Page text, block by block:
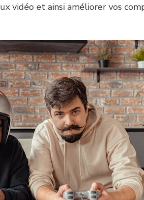
vidéo et ainsi améliorer vos